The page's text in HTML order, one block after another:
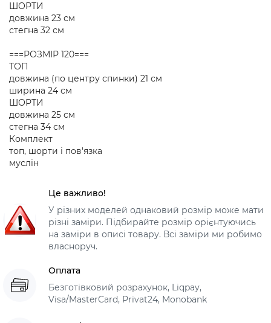
ШОРТИ
довжина 23 см
стегна 32 см
===РОЗМІР 120===
ТОП
довжина (по центру спинки) 21 см
ширина 24 см
ШОРТИ
довжина 25 см
стегна 34 см
Комплект
топ, шорти і пов'язка
муслін
Це важливо!
У різних моделей однаковий розмір може мати
різні заміри. Підбирайте розмір орієнтуючись
на заміри в описі товару. Всі заміри ми робимо
власноруч.
Оплата
Безготівковий розрахунок, Liqpay,
Visa/MasterCard, Privat24, Monobank